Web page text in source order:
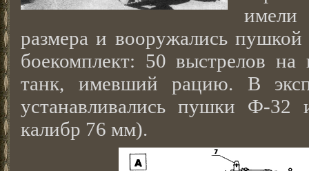
размера и вооружались
боекомплект: 50 выстрелов
танк, имевший рацию. В
устанавливались пушки Ф-
калибр 76 мм).